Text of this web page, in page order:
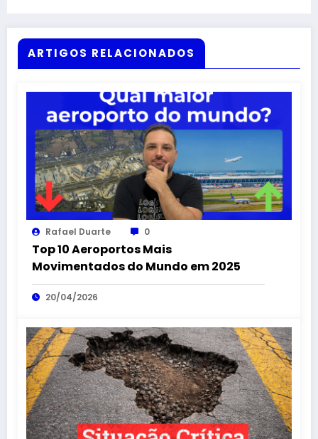
ARTIGOS RELACIONADOS
Rafael Duarte 0
Top 10 Aeroportos Mais
Movimentados do Mundo em 2025
20/04/2026